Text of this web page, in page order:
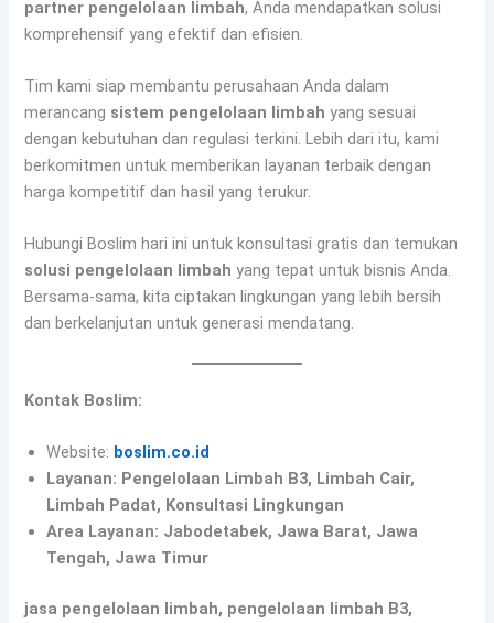
partner pengelolaan limbah, Anda mendapatkan solusi
komprehensif yang efektif dan efisien.
Tim kami siap membantu perusahaan Anda dalam
merancang sistem pengelolaan limbah yang sesuai
dengan kebutuhan dan regulasi terkini. Lebih dari itu, kami
berkomitmen untuk memberikan layanan terbaik dengan
harga kompetitif dan hasil yang terukur.
Hubungi Boslim hari ini untuk konsultasi gratis dan temukan
solusi pengelolaan limbah yang tepat untuk bisnis Anda.
Bersama-sama, kita ciptakan lingkungan yang lebih bersih
dan berkelanjutan untuk generasi mendatang.
Kontak Boslim:
Website: boslim.co.id
Layanan: Pengelolaan Limbah B3, Limbah Cair,
Limbah Padat, Konsultasi Lingkungan
Area Layanan: Jabodetabek, Jawa Barat, Jawa
Tengah, Jawa Timur
jasa pengelolaan limbah, pengelolaan limbah B3,